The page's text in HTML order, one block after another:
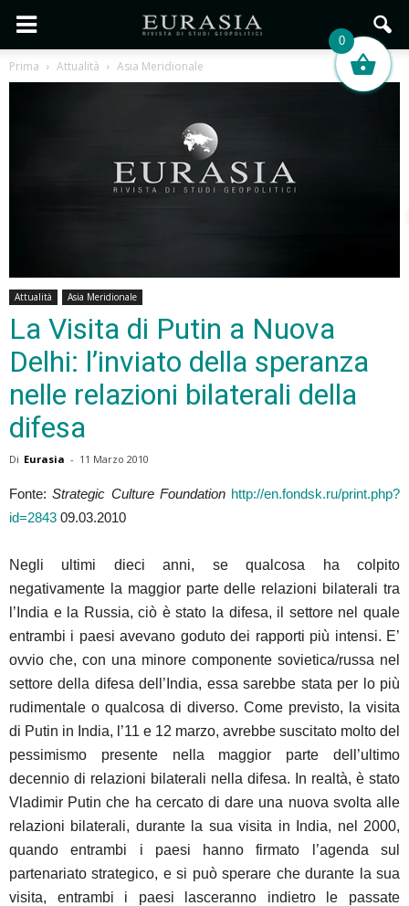
Prima Attualità Asia Meridionale
Attualità Asia Meridionale
La Visita di Putin a Nuova
Delhi: l’inviato della speranza
nelle relazioni bilaterali della
difesa
Di Eurasia - 11 Marzo 2010
Fonte:Strategic Culture Foundation http://en.fondsk.ru/print.php?
id=2843 09.03.2010
Negli ultimi dieci anni, se qualcosa ha colpito
negativamente la maggior parte delle relazioni bilaterali tra
l’India e la Russia, ciò è stato la difesa, il settore nel quale
entrambi i paesi avevano goduto dei rapporti più intensi. E’
ovvio che, con una minore componente sovietica/russa nel
settore della difesa dell’India, essa sarebbe stata per lo più
rudimentale o qualcosa di diverso. Come previsto, la visita
di Putin in India, l’11 e 12 marzo, avrebbe suscitato molto del
pessimismo presente nella maggior parte dell’ultimo
decennio di relazioni bilaterali nella difesa. In realtà, è stato
Vladimir Putin che ha cercato di dare una nuova svolta alle
relazioni bilaterali, durante la sua visita in India, nel 2000,
quando entrambi i paesi hanno firmato l’agenda sul
partenariato strategico, e si può sperare che durante la sua
visita, entrambi i paesi lasceranno indietro le passate
0